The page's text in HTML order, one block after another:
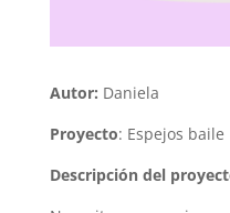
Autor: Daniela
Proyecto: Espejos baile
Descripción del